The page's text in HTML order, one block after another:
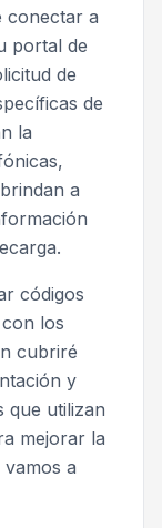
conectar a
portal de
de
de
la
a
códigos
los
cubriré
y
que utilizan
mejorar la
vamos a